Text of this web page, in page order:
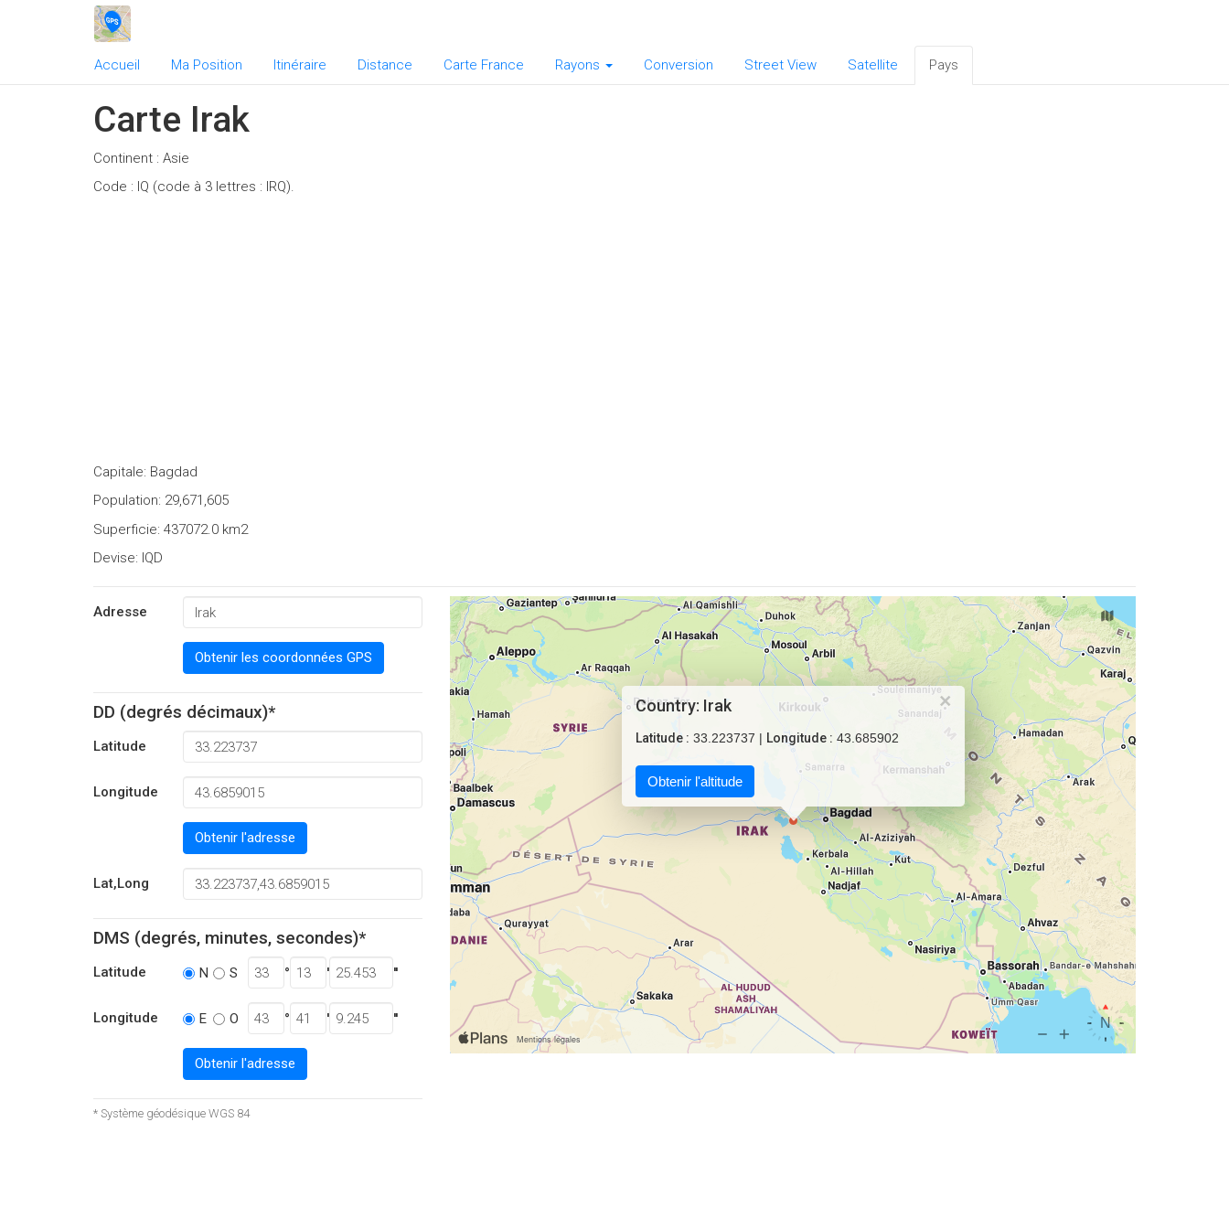
Accueil Ma Position Itinéraire Distance Carte France Rayons Conversion Street View Satellite Pays
Carte Irak
Continent : Asie
Code : IQ (code à 3 lettres : IRQ).
Capitale: Bagdad
Population: 29,671,605
Superficie: 437072.0 km2
Devise: IQD
Adresse
Obtenir les coordonnées GPS
DD (degrés décimaux)*
Latitude
Longitude
Obtenir l'adresse
Lat,Long
DMS (degrés, minutes, secondes)*
Latitude N S ° ' ''
Longitude E O ° ' ''
Obtenir l'adresse
* Système géodésique WGS 84
×
Country: Irak
Latitude : 33.223737 | Longitude : 43.685902
Obtenir l'altitude